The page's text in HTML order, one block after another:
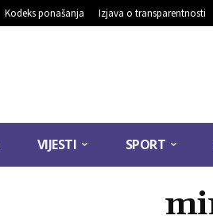
Kodeks ponašanja Izjava o transparentnosti
VIJESTI SPORT